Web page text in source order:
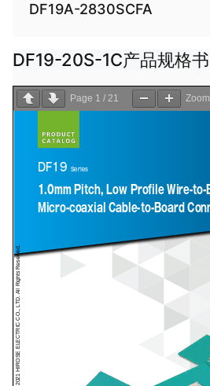
DF19A-2830SCFA
DF19-20S-1C产品规格书
Page 1 / 21 Zoom